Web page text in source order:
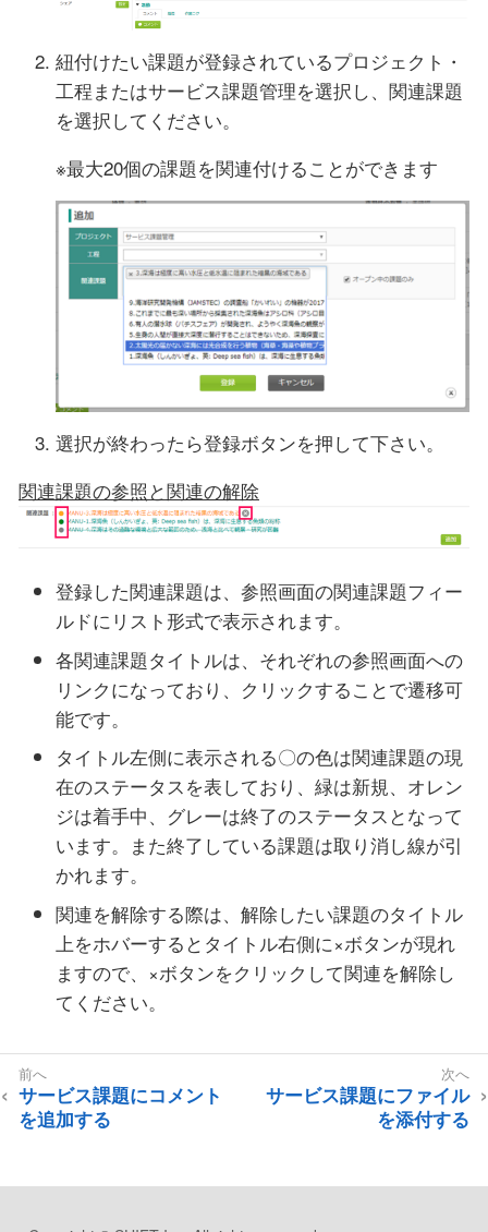
紐付けたい課題が登録されているプロジェクト・
工程またはサービス課題管理を選択し、関連課題
を選択してください。
※最大20個の課題を関連付けることができます
選択が終わったら登録ボタンを押して下さい。
関連課題の参照と関連の解除
登録した関連課題は、参照画面の関連課題フィー
ルドにリスト形式で表示されます。
各関連課題タイトルは、それぞれの参照画面への
リンクになっており、クリックすることで遷移可
能です。
タイトル左側に表示される〇の色は関連課題の現
在のステータスを表しており、緑は新規、オレン
ジは着手中、グレーは終了のステータスとなって
います。また終了している課題は取り消し線が引
かれます。
関連を解除する際は、解除したい課題のタイトル
上をホバーするとタイトル右側に×ボタンが現れ
ますので、×ボタンをクリックして関連を解除し
てください。
サービス課題にコメント
を追加する
サービス課題にファイル
を添付する